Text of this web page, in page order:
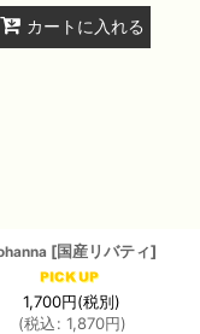
カートに入れる
[国産リバティ]
1,700円(税別)
(税込: 1,870円)